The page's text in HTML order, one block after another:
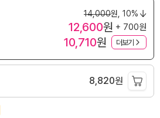
14,000원, 10%
12,600원 + 700원
10,710원 더보기
8,820원